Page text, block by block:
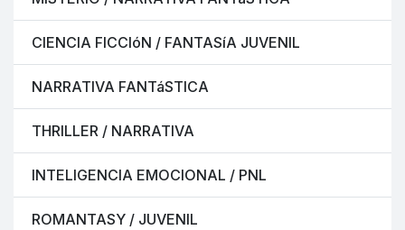
CIENCIA FICCIóN / FANTASíA JUVENIL
NARRATIVA FANTáSTICA
THRILLER / NARRATIVA
INTELIGENCIA EMOCIONAL / PNL
ROMANTASY / JUVENIL